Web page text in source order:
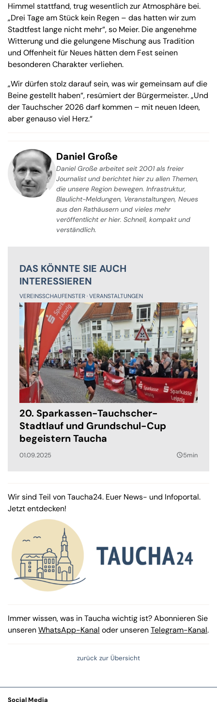
Himmel stattfand, trug wesentlich zur Atmosphäre bei.
„Drei Tage am Stück kein Regen – das hatten wir zum
Stadtfest lange nicht mehr“, so Meier. Die angenehme
Witterung und die gelungene Mischung aus Tradition
und Offenheit für Neues hätten dem Fest seinen
besonderen Charakter verliehen.
„Wir dürfen stolz darauf sein, was wir gemeinsam auf die
Beine gestellt haben“, resümiert der Bürgermeister. „Und
der Tauchscher 2026 darf kommen – mit neuen Ideen,
aber genauso viel Herz.“
Daniel Große
Daniel Große arbeitet seit 2001 als freier
Journalist und berichtet hier zu allen Themen,
die unsere Region bewegen. Infrastruktur,
Blaulicht-Meldungen, Veranstaltungen, Neues
aus den Rathäusern und vieles mehr
veröffentlicht er hier. Schnell, kompakt und
verständlich.
DAS KÖNNTE SIE AUCH
INTERESSIEREN
VEREINSSCHAUFENSTER VERANSTALTUNGEN
20. Sparkassen-Tauchscher-
Stadtlauf und Grundschul-Cup
begeistern Taucha
01.09.2025 query_builder5min
Wir sind Teil von Taucha24. Euer News- und Infoportal.
Jetzt entdecken!
Immer wissen, was in Taucha wichtig ist? Abonnieren Sie
unserenWhatsApp-Kanal oder unserenTelegram-Kanal.
zurück zur Übersicht
Social Media